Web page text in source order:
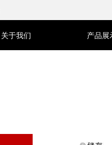
关于我们 产品展